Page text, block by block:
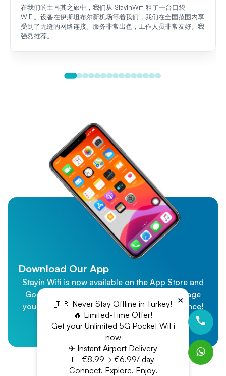
在我们的土耳其之旅中，我们从 StayInWifi 租了一台口袋
WiFi。设备在伊斯坦布尔新机场等着我们，我们在全国范围内享
受到了无缝的网络连接。服务非常出色，工作人员非常友好。我
强烈推荐。
Download Our App
Stayin Wifi is now available on the App Store and
Google Play! Effortlessly purchase and manage
your WiFi connection for a seamless experience!
App Store
Google Play
×
🇹🇷 Never Stay Offline in Turkey!
🔥 Limited-Time Offer!
Get your Unlimited 5G Pocket WiFi
now
✈ Instant Airport Delivery
💶 €8.99→ €6.99/ day
Connect. Explore. Enjoy.